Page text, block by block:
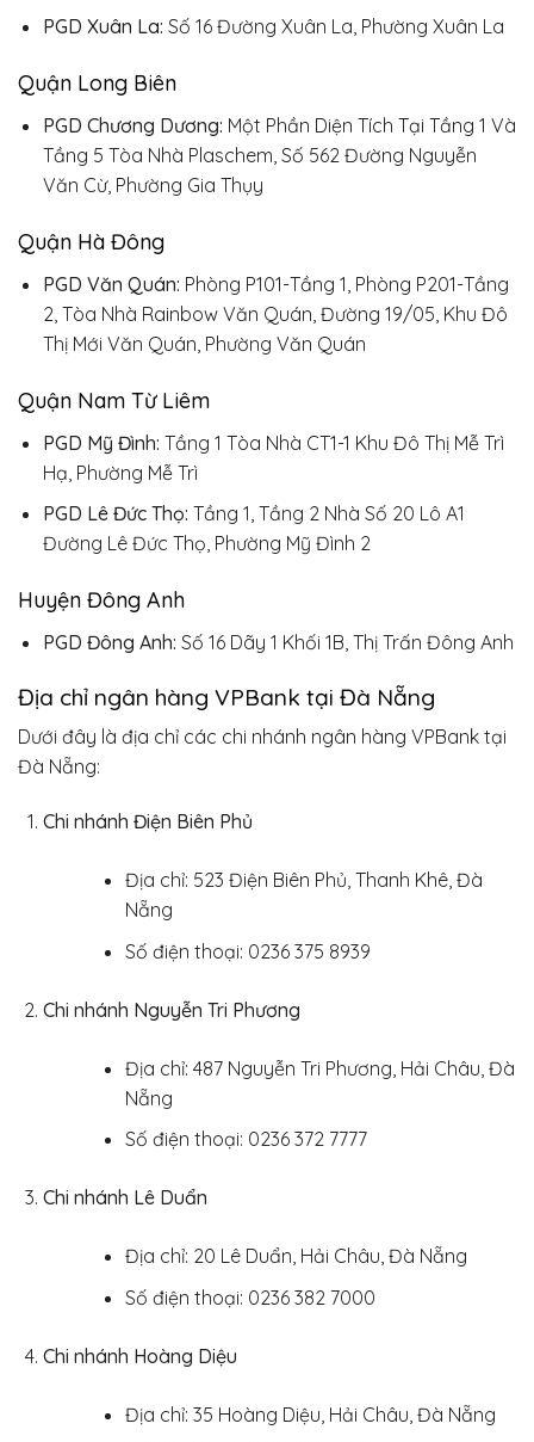
PGD Xuân La: Số 16 Đường Xuân La, Phường Xuân La
Quận Long Biên
PGD Chương Dương: Một Phần Diện Tích Tại Tầng 1 Và
Tầng 5 Tòa Nhà Plaschem, Số 562 Đường Nguyễn
Văn Cừ, Phường Gia Thụy
Quận Hà Đông
PGD Văn Quán: Phòng P101-Tầng 1, Phòng P201-Tầng
2, Tòa Nhà Rainbow Văn Quán, Đường 19/05, Khu Đô
Thị Mới Văn Quán, Phường Văn Quán
Quận Nam Từ Liêm
PGD Mỹ Đình: Tầng 1 Tòa Nhà CT1-1 Khu Đô Thị Mễ Trì
Hạ, Phường Mễ Trì
PGD Lê Đức Thọ: Tầng 1, Tầng 2 Nhà Số 20 Lô A1
Đường Lê Đức Thọ, Phường Mỹ Đình 2
Huyện Đông Anh
PGD Đông Anh: Số 16 Dãy 1 Khối 1B, Thị Trấn Đông Anh
Địa chỉ ngân hàng VPBank tại Đà Nẵng
Dưới đây là địa chỉ các chi nhánh ngân hàng VPBank tại
Đà Nẵng:
Chi nhánh Điện Biên Phủ
Địa chỉ: 523 Điện Biên Phủ, Thanh Khê, Đà
Nẵng
Số điện thoại: 0236 375 8939
Chi nhánh Nguyễn Tri Phương
Địa chỉ: 487 Nguyễn Tri Phương, Hải Châu, Đà
Nẵng
Số điện thoại: 0236 372 7777
Chi nhánh Lê Duẩn
Địa chỉ: 20 Lê Duẩn, Hải Châu, Đà Nẵng
Số điện thoại: 0236 382 7000
Chi nhánh Hoàng Diệu
Địa chỉ: 35 Hoàng Diệu, Hải Châu, Đà Nẵng